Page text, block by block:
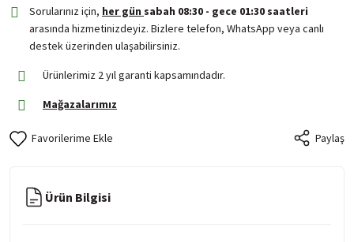
Sorularınız için, her gün sabah 08:30 - gece 01:30 saatleri
arasında hizmetinizdeyiz. Bizlere telefon, WhatsApp veya canlı
destek üzerinden ulaşabilirsiniz.
Ürünlerimiz 2 yıl garanti kapsamındadır.
Mağazalarımız
Paylaş
Ürün Bilgisi